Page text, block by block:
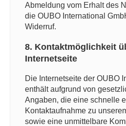
Abmeldung vom Erhalt des
die OUBO International
Widerruf.
8. Kontaktmöglichkeit
Internetseite
Die Internetseite der OUBO
enthält aufgrund von
Angaben, die eine schnelle
Kontaktaufnahme zu
sowie eine unmittelbare